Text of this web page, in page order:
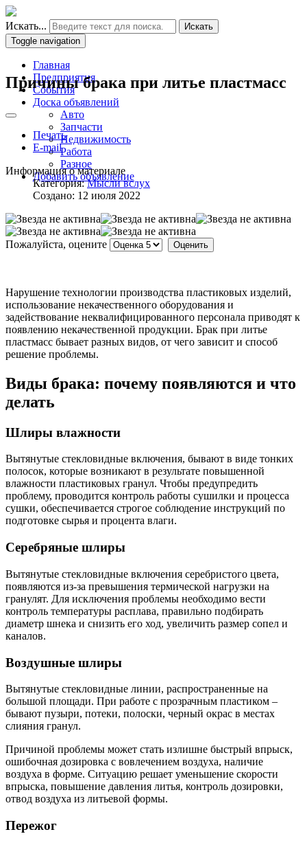
Искать...
Искать
Toggle navigation
Главная
Предприятия
События
Доска объявлений
Авто
Запчасти
Недвижимость
Работа
Разное
Добавить объявление
Причины брака при литье пластмасс
Печать
E-mail
Информация о материале
Категория:Мысли вслух
Создано: 12 июля 2022
Пожалуйста, оцените
Нарушение технологии производства пластиковых изделий,
использование некачественного оборудования и
задействование неквалифицированного персонала приводят к
появлению некачественной продукции. Брак при литье
пластмасс бывает разных видов, от чего зависит и способ
решение проблемы.
Виды брака: почему появляются и что
делать
Шлиры влажности
Вытянутые стекловидные включения, бывают в виде тонких
полосок, которые возникают в результате повышенной
влажности пластиковых гранул. Чтобы предупредить
проблему, проводится контроль работы сушилки и процесса
сушки, обеспечивается строгое соблюдение инструкций по
подготовке сырья и процента влаги.
Серебряные шлиры
Вытянутые стекловидные включения серебристого цвета,
появляются из-за превышения термической нагрузки на
гранулят. Для исключения проблемы необходимо вести
контроль температуры расплава, правильно подбирать
диаметр шнека и снизить его ход, увеличить размер сопел и
каналов.
Воздушные шлиры
Вытянутые стекловидные линии, распространенные на
большой площади. При работе с прозрачным пластиком –
бывают пузыри, потеки, полоски, черный окрас в местах
слияния гранул.
Причиной проблемы может стать излишне быстрый впрыск,
ошибочная дозировка с вовлечением воздуха, наличие
воздуха в форме. Ситуацию решает уменьшение скорости
впрыска, повышение давления литья, контроль дозировки,
отвод воздуха из литьевой формы.
Пережог